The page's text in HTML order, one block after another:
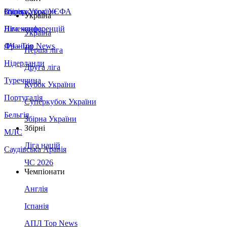
Збірна України
Італія
Німеччина
Франція
Нідерланди
Туреччина
Португалія
Бельгія
МЛС
Саудівська Аравія
Суперкубок УЄФА
Ліга конференцій
ЛЧ - Top News
Україна
Україна
Перша ліга
Друга ліга
Кубок України
Суперкубок України
Збірна України
Збірні
Ліга націй
ЧС 2026
Чемпіонати
Англія
Іспанія
АПЛ Top News